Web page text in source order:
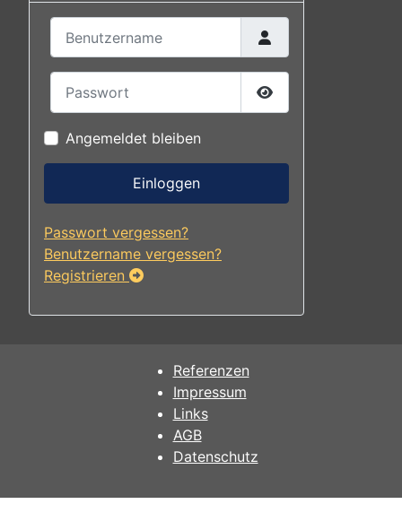
Passwort anzeigen
Angemeldet bleiben
Einloggen
Passwort vergessen?
Benutzername vergessen?
Registrieren
Referenzen
Impressum
Links
AGB
Datenschutz